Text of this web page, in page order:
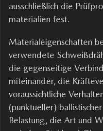
ausschließlich die
materialien fest.
Materialeigenschaften
verwendete
die gegenseitige
miteinander, die
voraussichtliche
(punktueller)
Belastung, die Art und